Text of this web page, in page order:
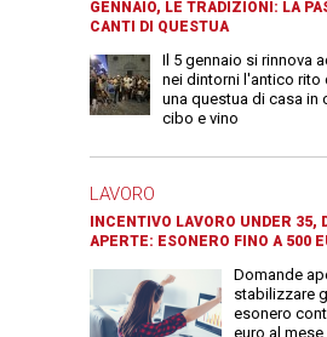
GENNAIO, LE TRADIZIONI: LA
CANTI DI QUESTUA
Il 5 gennaio si rinnova
nei dintorni l'antico rito
una questua di casa in
cibo e vino
LAVORO
INCENTIVO LAVORO UNDER 35,
APERTE: ESONERO FINO A 500
Domande
stabilizzare
esonero
euro al mese